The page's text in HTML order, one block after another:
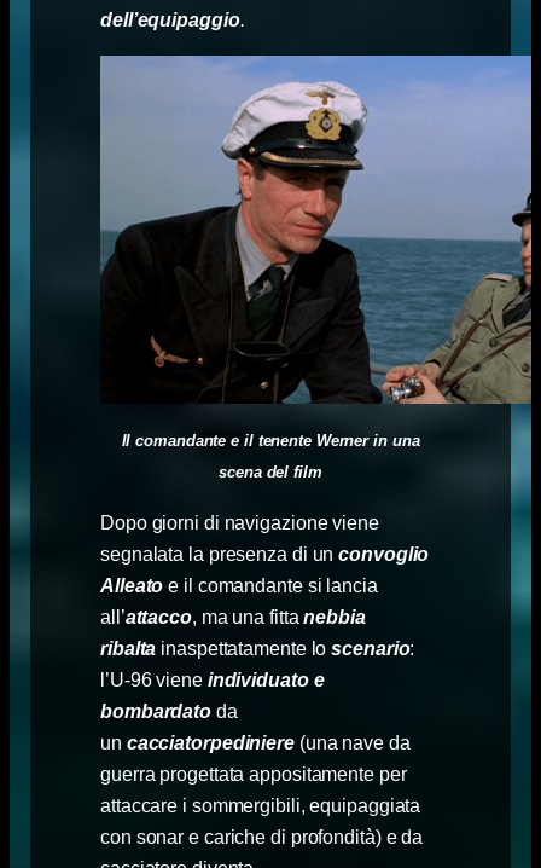
dell’equipaggio.
Il comandante e il tenente Werner in una
scena del film
Dopo giorni di navigazione viene
segnalata la presenza di unconvoglio
Alleato e il comandante si lancia
all’attacco, ma una fitta nebbia
ribalta inaspettatamente loscenario:
l’U-96 viene individuato e
bombardato da
un cacciatorpediniere(una nave da
guerra progettata appositamente per
attaccare i sommergibili, equipaggiata
con sonar e cariche di profondità) e da